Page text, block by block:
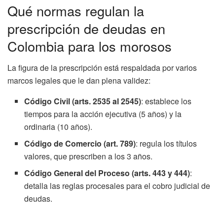
Qué normas regulan la
prescripción de deudas en
Colombia para los morosos
La figura de la prescripción está respaldada por varios
marcos legales que le dan plena validez:
Código Civil (arts. 2535 al 2545): establece los
tiempos para la acción ejecutiva (5 años) y la
ordinaria (10 años).
Código de Comercio (art. 789): regula los títulos
valores, que prescriben a los 3 años.
Código General del Proceso (arts. 443 y 444):
detalla las reglas procesales para el cobro judicial de
deudas.